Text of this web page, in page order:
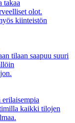
takaa
olot.
kiinteistön
tilaan saapuu suuri
kaikki tilojen